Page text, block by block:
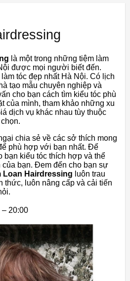
là một trong những tiệm làm
được mọi người biết đến.
tóc đẹp nhất Hà Nội. Có lịch
tạo mẫu chuyên nghiệp và
cho bạn cách tìm kiểu tóc phù
của mình, tham khảo những xu
dịch vụ khác nhau tùy thuộc
chia sẻ về các sở thích mong
phù hợp với bạn nhất. Để
bạn kiểu tóc thích hợp và thể
bạn. Đem đến cho bạn sự
Loan Hairdressing luôn trau
thức, luôn nâng cấp và cải tiến
– 20:00